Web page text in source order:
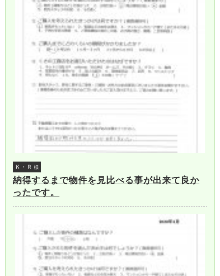
Ｋ・Ｒ 様
納得するまで物件を見比べる事が出来て良か
ったです。